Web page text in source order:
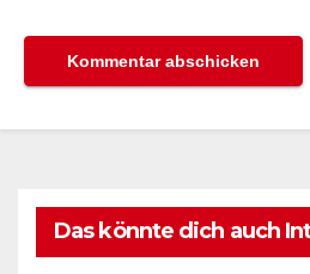
Das könnte dich auch